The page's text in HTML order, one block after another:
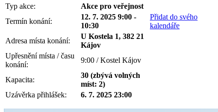
Typ akce:
Akce pro veřejnost
Termín konání:
12. 7. 2025 9:00 -
10:30
Přidat do svého
kalendáře
Adresa místa konání:
U Kostela 1, 382 21
Kájov
Upřesnění místa / času
konání:
9:00 / Kostel Kájov
Kapacita:
30 (zbývá volných
míst: 2)
Uzávěrka přihlášek:
6. 7. 2025 23:00